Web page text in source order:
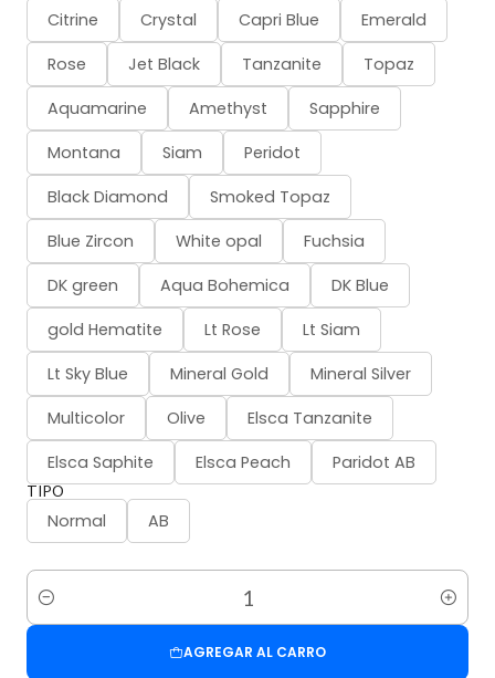
Citrine Crystal Capri Blue
Emerald
Rose
Jet Black Tanzanite
Topaz
Aquamarine
Amethyst
Sapphire
Montana
Siam
Peridot
Black Diamond
Smoked Topaz
Blue Zircon
White opal
Fuchsia
DK green
Aqua Bohemica
DK Blue
gold Hematite
Lt Rose
Lt Siam
Lt Sky Blue
Mineral Gold
Mineral Silver
Multicolor
Olive
Elsca Tanzanite
Elsca Saphite
Elsca Peach Paridot AB
TIPO
Normal AB
Cantidad
AGREGAR AL CARRO